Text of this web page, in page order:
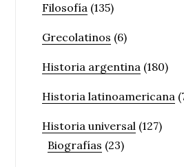
Filosofía (135)
Grecolatinos (6)
Historia argentina (180)
Historia latinoamericana
Historia universal (127)
Biografías (23)